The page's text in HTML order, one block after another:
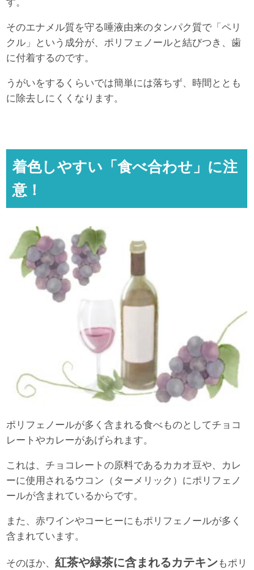
す。
そのエナメル質を守る唾液由来のタンパク質で「ペリ
クル」という成分が、ポリフェノールと結びつき、歯
に付着するのです。
うがいをするくらいでは簡単には落ちず、時間ととも
に除去しにくくなります。
着色しやすい「食べ合わせ」に注
意！
ポリフェノールが多く含まれる食べものとしてチョコ
レートやカレーがあげられます。
これは、チョコレートの原料であるカカオ豆や、カレ
ーに使用されるウコン（ターメリック）にポリフェノ
ールが含まれているからです。
また、赤ワインやコーヒーにもポリフェノールが多く
含まれています。
そのほか、 紅茶や緑茶に含まれるカテキン もポリ